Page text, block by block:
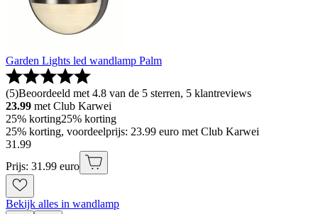
Garden Lights led wandlamp Palm
(5)Beoordeeld met 4.8 van de 5 sterren, 5 klantreviews
23.99 met Club Karwei
25% korting25% korting
25% korting, voordeelprijs: 23.99 euro met Club Karwei
31 .99
Prijs: 31.99 euro
Bekijk alles in wandlamp